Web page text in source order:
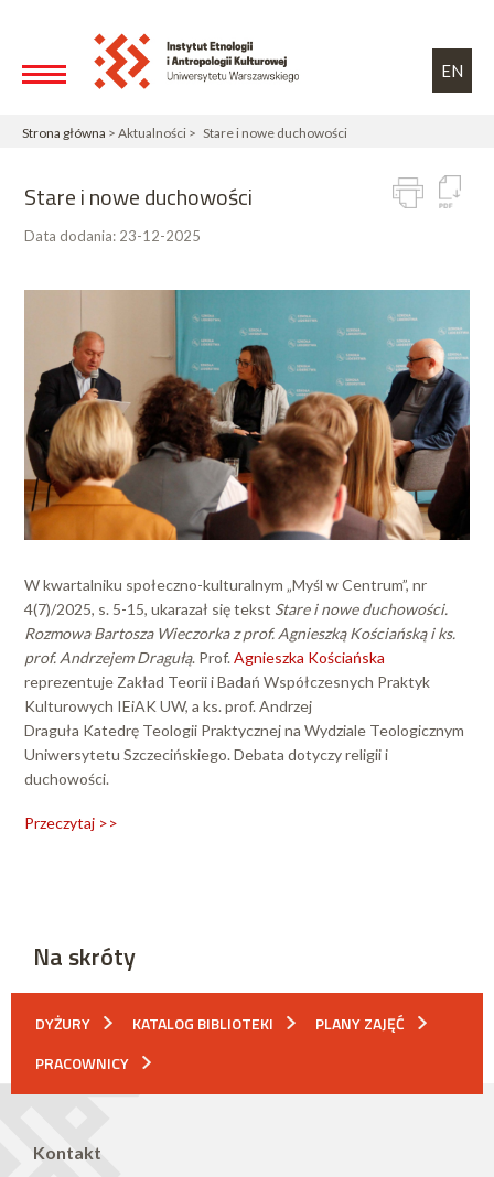
EN
Strona główna > Aktualności > Stare i nowe duchowości
Stare i nowe duchowości
Data dodania: 23-12-2025
W kwartalniku społeczno-kulturalnym „Myśl w Centrum”, nr
4(7)/2025, s. 5-15, ukarazał się tekst Stare i nowe duchowości.
Rozmowa Bartosza Wieczorka z prof. Agnieszką Kościańską i ks.
prof. Andrzejem Dragułą. Prof.Agnieszka Kościańska
reprezentuje Zakład Teorii i Badań Współczesnych Praktyk
Kulturowych IEiAK UW, a ks. prof. Andrzej
Draguła Katedrę Teologii Praktycznej na Wydziale Teologicznym
Uniwersytetu Szczecińskiego. Debata dotyczy religii i
duchowości.
Przeczytaj >>
Na skróty
DYŻURY KATALOG BIBLIOTEKI
PLANY ZAJĘĆ
PRACOWNICY
Kontakt